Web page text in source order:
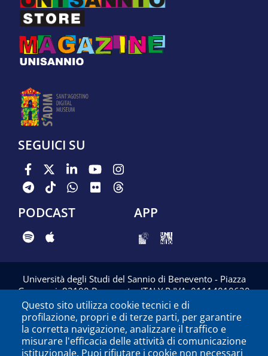
SEGUICI SU
PODCAST APP
Questo sito utilizza cookie tecnici e di
profilazione, propri e di terze parti, per garantire
la corretta navigazione, analizzare il traffico e
misurare l'efficacia delle attività di comunicazione
istituzionale. Puoi rifiutare i cookie non necessari
Università degli Studi del Sannio di Benevento - Piazza
Guerrazzi, 82100 Benevento, ITALY P.IVA: 01114010620